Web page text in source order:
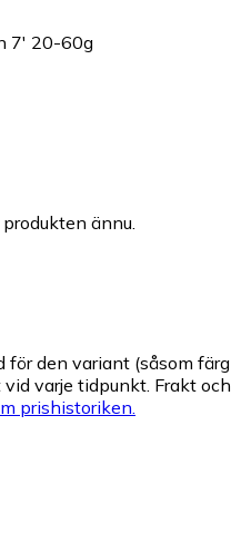
7' 20-60g
ännu.
för den variant (såsom färg
varje tidpunkt. Frakt och
prishistoriken.